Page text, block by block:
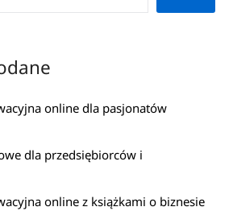
online dla pasjonatów
dla przedsiębiorców i
online z książkami o biznesie